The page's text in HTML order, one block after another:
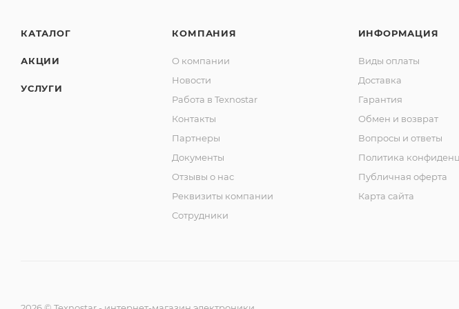
КАТАЛОГ
АКЦИИ
УСЛУГИ
КОМПАНИЯ
О компании
Новости
Работа в Texnostar
Контакты
Партнеры
Документы
Отзывы о нас
Реквизиты компании
Сотрудники
ИНФОРМАЦИЯ
Виды оплаты
Доставка
Гарантия
Обмен и возврат
Вопросы и ответы
Политика
Публичная оферта
Карта сайта